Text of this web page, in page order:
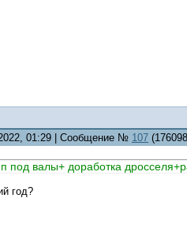
01:29 | Сообщение № 107
валы+ доработка
год?